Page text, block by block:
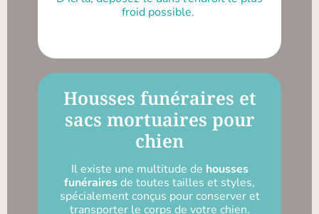
froid possible.
Housses funéraires et
sacs mortuaires pour
chien
Il existe une multitude de housses
funérairesde toutes tailles et styles,
spécialement conçus pour conserver et
transporter le corps de votre chien.